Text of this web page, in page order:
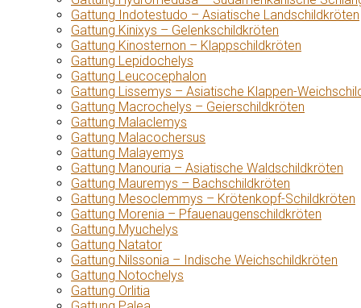
Gattung Indotestudo – Asiatische Landschildkröten
Gattung Kinixys – Gelenkschildkröten
Gattung Kinosternon – Klappschildkröten
Gattung Lepidochelys
Gattung Leucocephalon
Gattung Lissemys – Asiatische Klappen-
Gattung Macrochelys – Geierschildkröten
Gattung Malaclemys
Gattung Malacochersus
Gattung Malayemys
Gattung Manouria – Asiatische Waldschildkröten
Gattung Mauremys – Bachschildkröten
Gattung Mesoclemmys – Krötenkopf-Schildkröten
Gattung Morenia – Pfauenaugenschildkröten
Gattung Myuchelys
Gattung Natator
Gattung Nilssonia – Indische Weichschildkröten
Gattung Notochelys
Gattung Orlitia